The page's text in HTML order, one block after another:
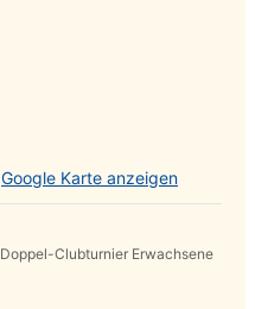
Google Karte anzeigen
Doppel-Clubturnier Erwachsene